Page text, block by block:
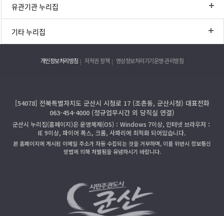
유관기관 누리집
기타 누리집
개인정보처리방침 저작권 정책 영상정보처리기기운영·관리방침
[54078] 전북특별자치도 군산시 시청로 17 (조촌동, 군산시청) 대표전화
063-454-4000 (정규업무시간 외 당직실 연결)
군산시 누리집(홈페이지)은 운영체제(OS)：Windows 7이상, 인터넷 브라우저：
IE 9이상, 파이어 폭스, 크롬, 사파리에 최적화 되어있습니다.
본 홈페이지에 게시된 이메일 주소가 자동 수집되는 것을 거부하며, 이를 위반시 정보통신
망법에 의해 처벌됨을 유념하시기 바랍니다.